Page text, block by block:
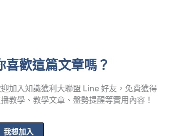
喜歡這篇文章嗎？
加入知識獲利大聯盟 Line 好友，免費獲得
教學、教學文章、盤勢提醒等實用內容！
我想加入